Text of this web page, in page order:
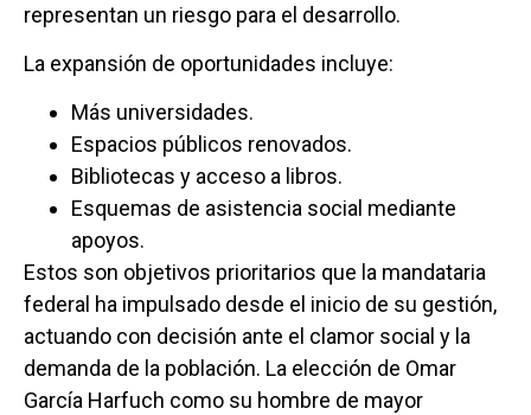
representan un riesgo para el desarrollo.
La expansión de oportunidades incluye:
Más universidades.
Espacios públicos renovados.
Bibliotecas y acceso a libros.
Esquemas de asistencia social mediante
apoyos.
Estos son objetivos prioritarios que la mandataria
federal ha impulsado desde el inicio de su gestión,
actuando con decisión ante el clamor social y la
demanda de la población. La elección de Omar
García Harfuch como su hombre de mayor